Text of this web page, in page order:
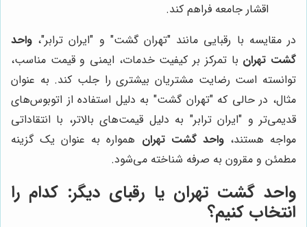
اقشار جامعه فراهم کند.
در مقایسه با رقبایی مانند "تهران گشت" و "ایران ترابر"، واحد
گشت تهران با تمرکز بر کیفیت خدمات، ایمنی و قیمت مناسب،
توانسته است رضایت مشتریان بیشتری را جلب کند. به عنوان
مثال، در حالی که "تهران گشت" به دلیل استفاده از اتوبوس‌های
قدیمی‌تر و "ایران ترابر" به دلیل قیمت‌های بالاتر، با انتقاداتی
مواجه هستند،واحد گشت تهران همواره به عنوان یک گزینه
مطمئن و مقرون به صرفه شناخته می‌شود.
واحد گشت تهران یا رقبای دیگر: کدام را
انتخاب کنیم؟